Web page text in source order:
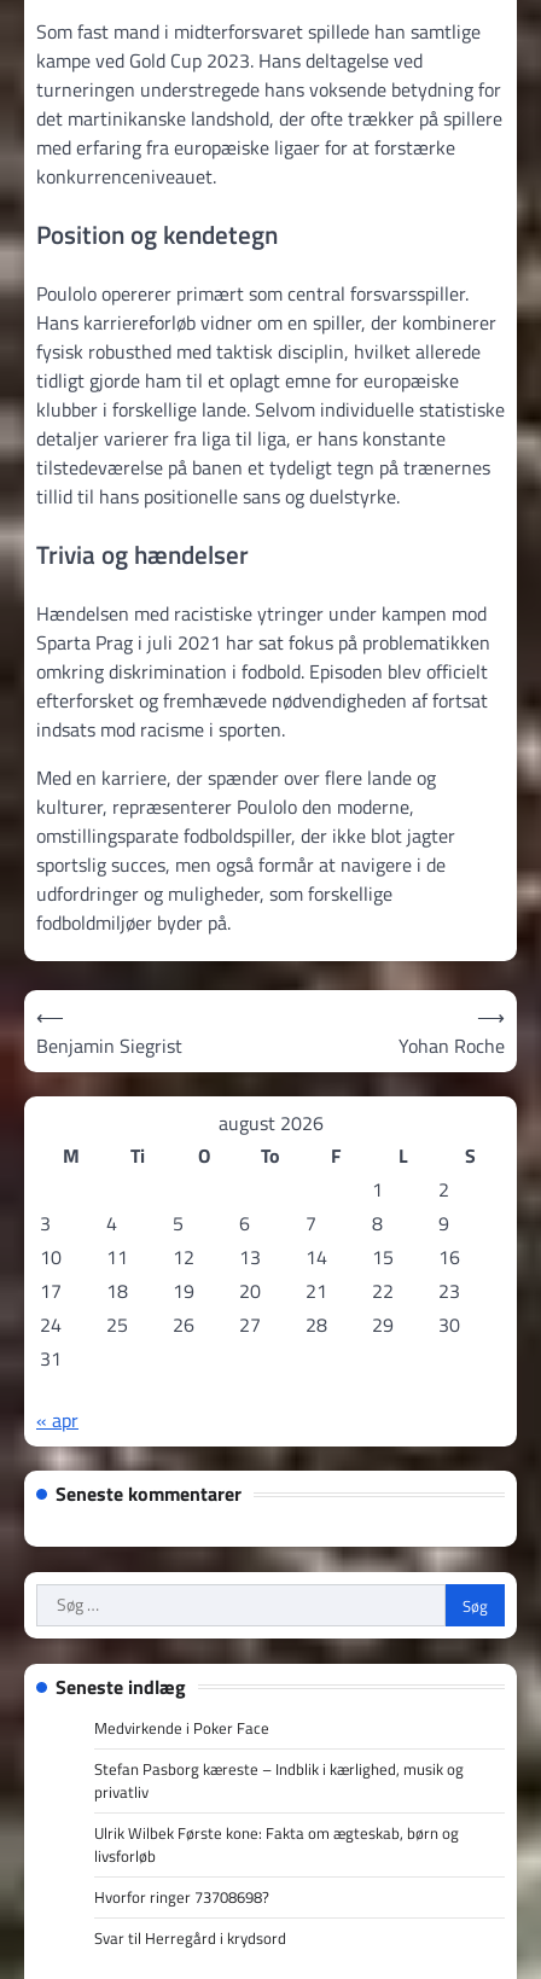
Som fast mand i midterforsvaret spillede han samtlige
kampe ved Gold Cup 2023. Hans deltagelse ved
turneringen understregede hans voksende betydning for
det martinikanske landshold, der ofte trækker på spillere
med erfaring fra europæiske ligaer for at forstærke
konkurrenceniveauet.
Position og kendetegn
Poulolo opererer primært som central forsvarsspiller.
Hans karriereforløb vidner om en spiller, der kombinerer
fysisk robusthed med taktisk disciplin, hvilket allerede
tidligt gjorde ham til et oplagt emne for europæiske
klubber i forskellige lande. Selvom individuelle statistiske
detaljer varierer fra liga til liga, er hans konstante
tilstedeværelse på banen et tydeligt tegn på trænernes
tillid til hans positionelle sans og duelstyrke.
Trivia og hændelser
Hændelsen med racistiske ytringer under kampen mod
Sparta Prag i juli 2021 har sat fokus på problematikken
omkring diskrimination i fodbold. Episoden blev officielt
efterforsket og fremhævede nødvendigheden af fortsat
indsats mod racisme i sporten.
Med en karriere, der spænder over flere lande og
kulturer, repræsenterer Poulolo den moderne,
omstillingsparate fodboldspiller, der ikke blot jagter
sportslig succes, men også formår at navigere i de
udfordringer og muligheder, som forskellige
fodboldmiljøer byder på.
Indlægsnavigation
⟵
Benjamin Siegrist
Yohan Roche
⟶
august 2026
M
Ti O To F L
S
1
2
3
4 5 6 7 8
9
10
11 12 13 14 15
16
17
18 19 20 21 22
23
24
25 26 27 28 29
30
31
« apr
Seneste kommentarer
Søg
efter:
Seneste indlæg
Medvirkende i Poker Face
Stefan Pasborg kæreste – Indblik i kærlighed, musik og
privatliv
Ulrik Wilbek Første kone: Fakta om ægteskab, børn og
livsforløb
Hvorfor ringer 73708698?
Svar til Herregård i krydsord